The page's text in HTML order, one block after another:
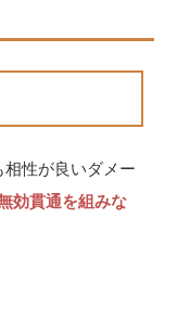
性が良いダメー
効貫通を組みな